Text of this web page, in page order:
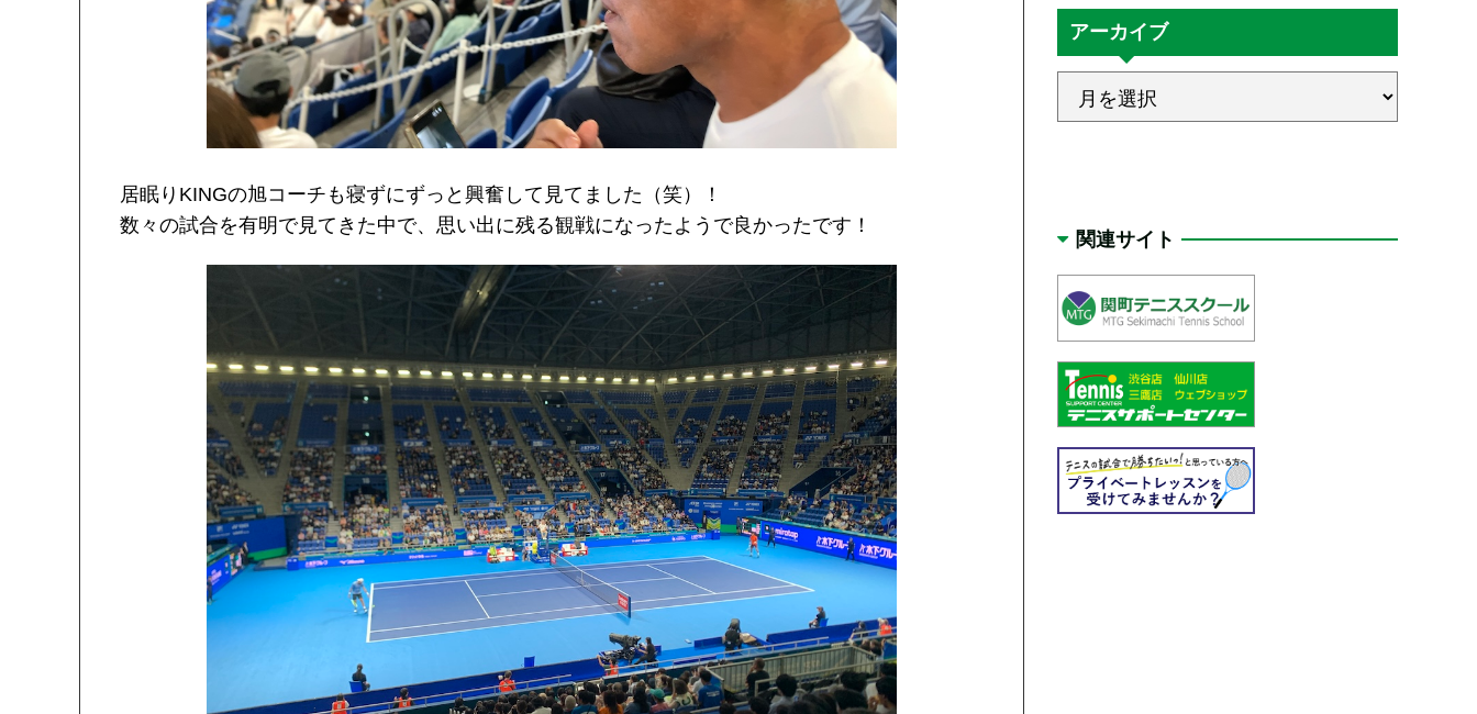
居眠りKINGの旭コーチも寝ずにずっと興奮して見てました（笑）！
数々の試合を有明で見てきた中で、思い出に残る観戦になったようで良かったです！
アーカイブ
関連サイト